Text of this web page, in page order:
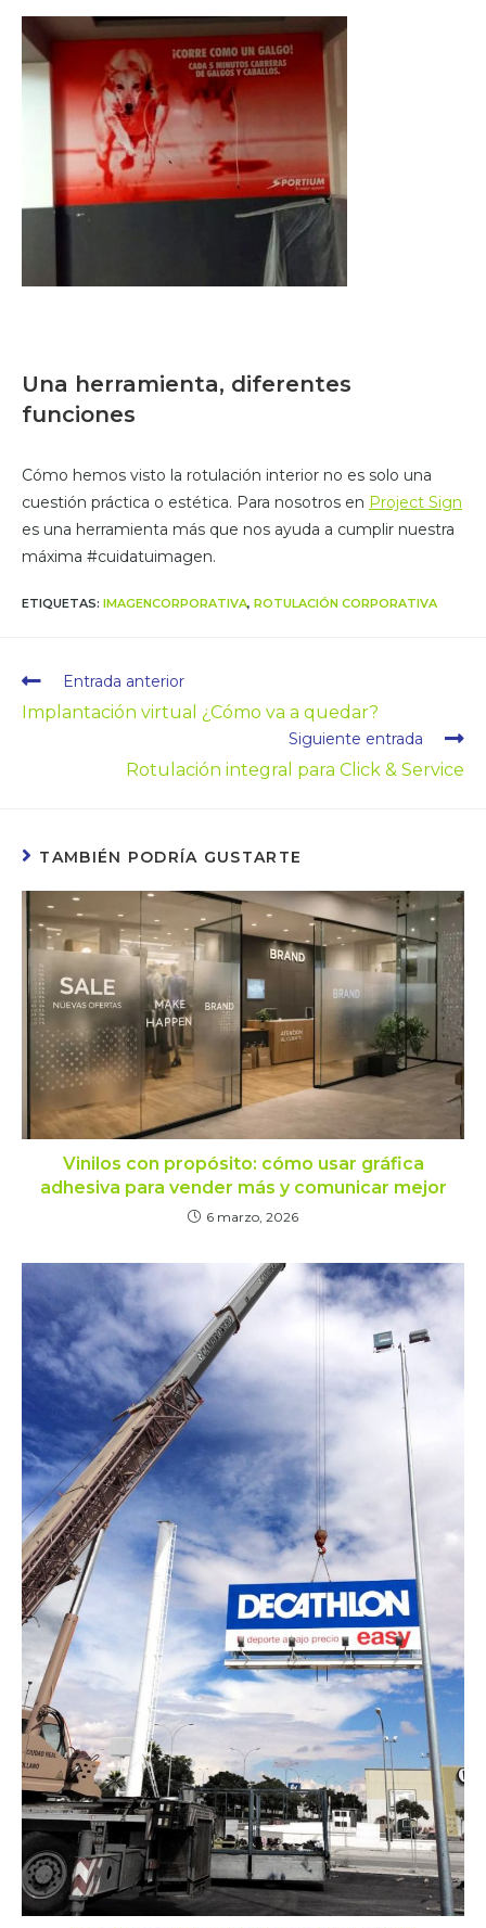
Una herramienta, diferentes
funciones
Cómo hemos visto la rotulación interior no es solo una
cuestión práctica o estética. Para nosotros en Project Sign
es una herramienta más que nos ayuda a cumplir nuestra
máxima #cuidatuimagen.
ETIQUETAS: IMAGENCORPORATIVA, ROTULACIÓN CORPORATIVA
Entrada anterior
Implantación virtual ¿Cómo va a quedar?
Siguiente entrada
Rotulación integral para Click & Service
TAMBIÉN PODRÍA GUSTARTE
Vinilos con propósito: cómo usar gráfica
adhesiva para vender más y comunicar mejor
6 marzo, 2026